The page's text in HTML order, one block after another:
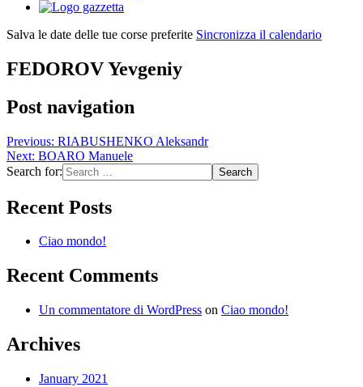
Salva le date delle tue corse preferite Sincronizza il calendario
FEDOROV Yevgeniy
Post navigation
Previous: RIABUSHENKO Aleksandr
Next: BOARO Manuele
Search for:
Recent Posts
Ciao mondo!
Recent Comments
Un commentatore di WordPress on Ciao mondo!
Archives
January 2021